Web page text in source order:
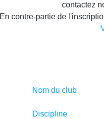
contactez
En contre-partie de
Nom du club
Discipline